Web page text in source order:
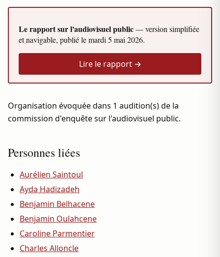
Le rapport sur l'audiovisuel public— version simplifiée
et navigable, publié lemardi 5 mai 2026.
Lire le rapport →
Organisation évoquée dans 1 audition(s) de la
commission d'enquête sur l'audiovisuel public.
Personnes liées
Aurélien Saintoul
Ayda Hadizadeh
Benjamin Belhacene
Benjamin Oulahcene
Caroline Parmentier
Charles Alloncle